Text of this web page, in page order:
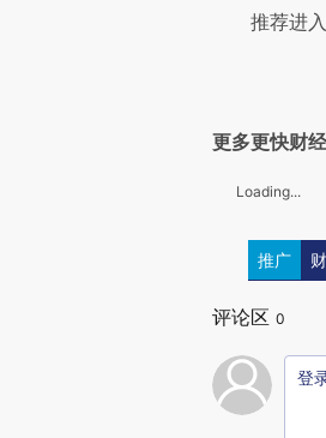
推荐进入
更多更快财
Loading...
推广
评论区 0
登